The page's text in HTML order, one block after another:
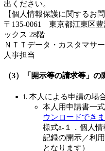
出ください。
【個人情報保護に関するお
〒135-0061 東京都江東区
ックス 28階
ＮＴＴデータ・カスタマサ
人事担当
（3）「開示等の請求等」
i. 本人による申請の場
本人用申請書一
ウンロードでき
様式a-１．個人
記録の開示／利
となります）